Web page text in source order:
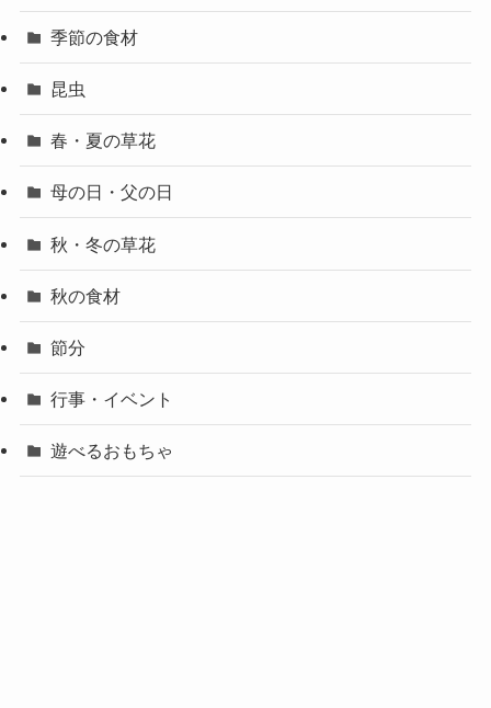
季節の食材
昆虫
春・夏の草花
母の日・父の日
秋・冬の草花
秋の食材
節分
行事・イベント
遊べるおもちゃ